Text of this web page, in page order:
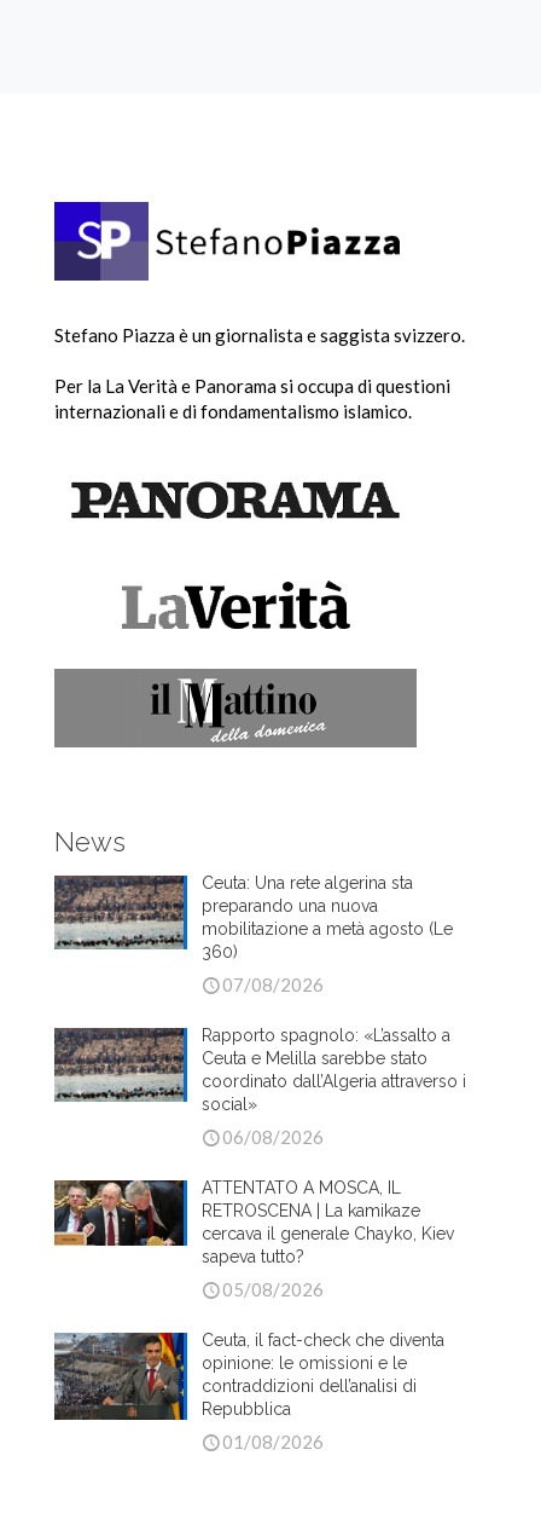
Stefano Piazza è un giornalista e saggista svizzero.
Per la La Verità e Panorama si occupa di questioni
internazionali e di fondamentalismo islamico.
News
Ceuta: Una rete algerina sta
preparando una nuova
mobilitazione a metà agosto (Le
360)
07/08/2026
Rapporto spagnolo: «L’assalto a
Ceuta e Melilla sarebbe stato
coordinato dall’Algeria attraverso i
social»
06/08/2026
ATTENTATO A MOSCA, IL
RETROSCENA | La kamikaze
cercava il generale Chayko, Kiev
sapeva tutto?
05/08/2026
Ceuta, il fact-check che diventa
opinione: le omissioni e le
contraddizioni dell’analisi di
Repubblica
01/08/2026